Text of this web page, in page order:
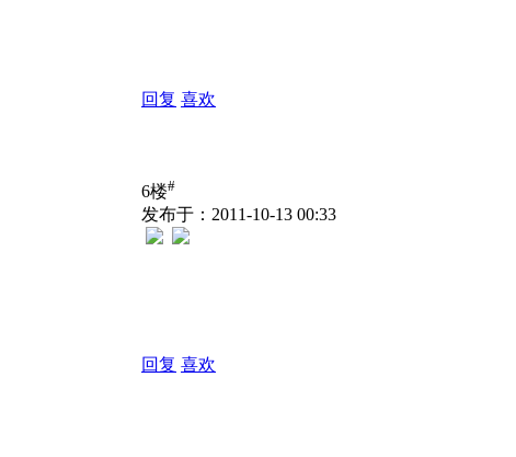
回复 喜欢
6楼#
发布于：2011-10-13 00:33
回复 喜欢